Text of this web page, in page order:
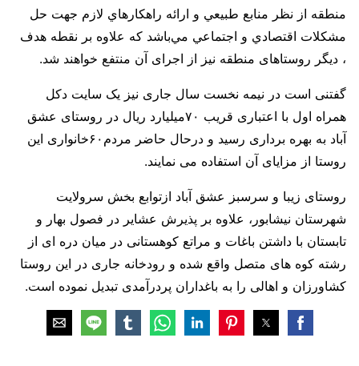
منطقه از نظر منابع طبيعي و ارائه راهكارهاي لازم جهت حل
مشكلات اقتصادي و اجتماعي مي‌باشد که علاوه بر نقطه هدف
، دیگر روستاهای منطقه نیز از اجرای آن منتفع خواهند شد.
گفتنی است در نیمه نخست سال جاری نیز یک سایت دکل
همراه اول با اعتباری قریب ۷۰میلیارد ریال در روستای عشق
آباد به بهره برداری رسید و درحال حاضر مردم۶۰خانواری این
روستا از مزایای آن استفاده می نمایند.
روستای زیبا و سرسبز عشق آباد ازتوابع بخش سرولایت
شهرستان نیشابور، علاوه بر پذیرش عشایر در فصول بهار و
تابستان با داشتن باغات و مراتع کوهستانی در میان دره ای از
رشته کوه های متصل واقع شده و رودخانه جاری در این روستا
کشاورزان و اهالی را به باغداران پردرآمدی تبدیل نموده است.